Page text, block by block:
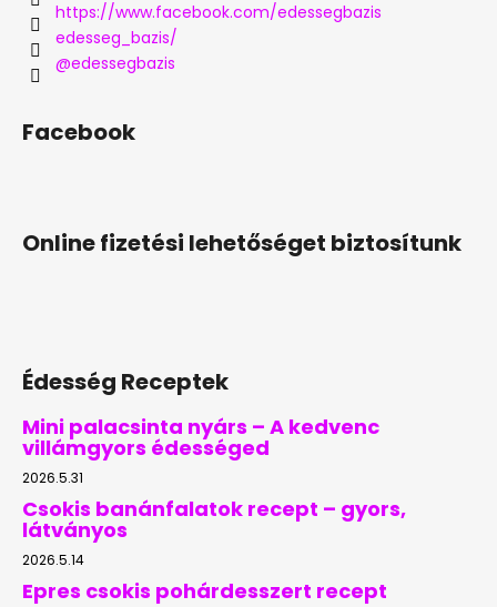
https://www.facebook.com/edessegbazis
edesseg_bazis/
@edessegbazis
Facebook
Online fizetési lehetőséget biztosítunk
Édesség Receptek
Mini palacsinta nyárs – A kedvenc
villámgyors édességed
2026.5.31
Csokis banánfalatok recept – gyors,
látványos
2026.5.14
Epres csokis pohárdesszert recept